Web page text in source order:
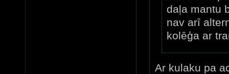
daļa mantu
nav arī
kolēģa ar
Ar kulaku pa